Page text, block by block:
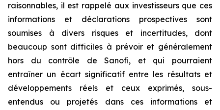
raisonnables, il est rappelé aux investisseurs que ces
informations et déclarations prospectives sont
soumises à divers risques et incertitudes, dont
beaucoup sont difficiles à prévoir et généralement
hors du contrôle de Sanofi, et qui pourraient
entraîner un écart significatif entre les résultats et
développements réels et ceux exprimés, sous-
entendus ou projetés dans ces informations et